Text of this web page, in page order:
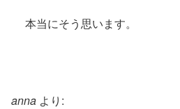
本当にそう思います。
anna より: